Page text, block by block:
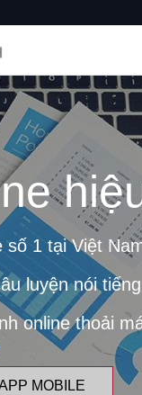
số 1 tại Việt
luyện nói
online thoải
MOBILE